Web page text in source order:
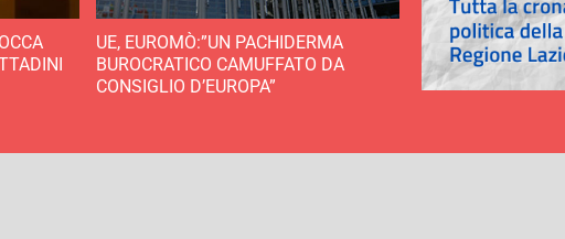
UE, EUROMÒ:”UN PACHIDERMA
BUROCRATICO CAMUFFATO DA
CONSIGLIO D’EUROPA”